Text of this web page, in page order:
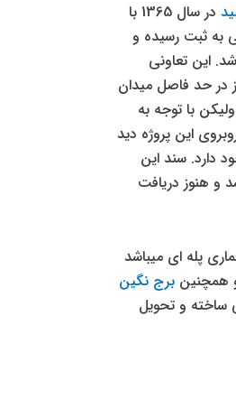
در سال 1365 با
تعاونی به ثبت رسیده و
این تعاونی
در حد فاصل میدان
با توجه به
این پروژه دید
دارد. سند این
و هنوز دریافت
بلوک با معماری پله ای میباشد
برج نگین
ساخته و تحویل